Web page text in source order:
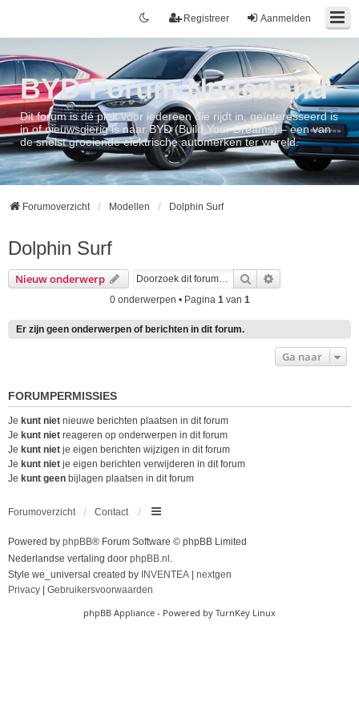
Aanmelden
Registreer
BYD Forum Nederland
Dit forum is dé plek voor iedereen die rijdt in, geïnteresseerd is
in of nieuwsgierig is naar BYD (Build Your Dreams) – een van
de snelst groeiende elektrische automerken ter wereld.
Forumoverzicht Modellen Dolphin Surf
Dolphin Surf
Nieuw onderwerp Zoek
0 onderwerpen • Pagina 1van 1
Er zijn geen onderwerpen of berichten in dit forum.
Ga naar
FORUMPERMISSIES
Je kunt niet nieuwe berichten plaatsen in dit forum
Je kunt niet reageren op onderwerpen in dit forum
Je kunt niet je eigen berichten wijzigen in dit forum
Je kunt niet je eigen berichten verwijderen in dit forum
Je kunt geen bijlagen plaatsen in dit forum
Forumoverzicht Contact
Powered by phpBB® Forum Software © phpBB Limited
Nederlandse vertaling door phpBB.nl .
Style we_universal created by INVENTEA
nextgen
Privacy
Gebruikersvoorwaarden
phpBB Appliance - Powered by TurnKey Linux